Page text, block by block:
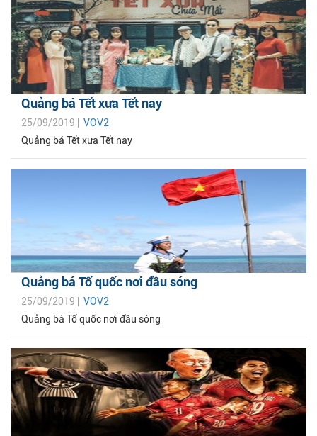
Quảng bá Tết xưa Tết nay
25/09/2019 | VOV2
Quảng bá Tết xưa Tết nay
Quảng bá Tổ quốc nơi đầu sóng
25/09/2019 | VOV2
Quảng bá Tổ quốc nơi đầu sóng